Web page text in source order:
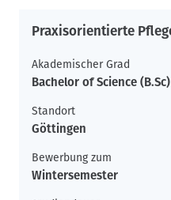
Praxisorientierte
Akademischer Grad
Bachelor of Science (B.Sc)
Standort
Göttingen
Bewerbung zum
Wintersemester